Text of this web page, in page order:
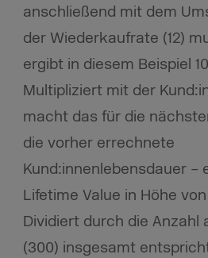
anschließend mit dem
der Wiederkaufrate (12)
ergibt in diesem Beispiel
Multipliziert mit der
macht das für die
die vorher errechnete
Kund:innenlebensdauer –
Lifetime Value in Höhe
Dividiert durch die Anzahl
(300) insgesamt